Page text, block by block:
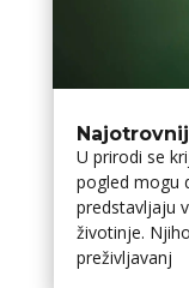
U prirodi se
pogled mogu
predstavljaju
životinje.
preživljavanj